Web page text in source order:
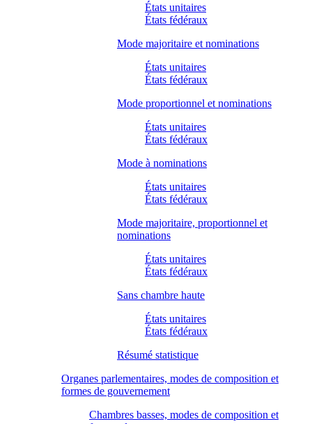
États unitaires
États fédéraux
Mode majoritaire et nominations
États unitaires
États fédéraux
Mode proportionnel et nominations
États unitaires
États fédéraux
Mode à nominations
États unitaires
États fédéraux
Mode majoritaire, proportionnel et
nominations
États unitaires
États fédéraux
Sans chambre haute
États unitaires
États fédéraux
Résumé statistique
Organes parlementaires, modes de composition et
formes de gouvernement
Chambres basses, modes de composition et